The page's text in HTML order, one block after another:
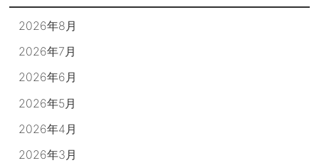
2026年8月
2026年7月
2026年6月
2026年5月
2026年4月
2026年3月